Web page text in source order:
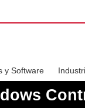
y Software